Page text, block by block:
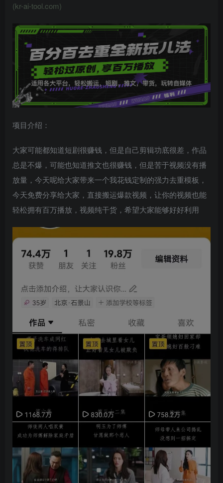
(kr-ai-tool.com)
项目介绍：
大家可能都知道短剧很赚钱，但是自己剪辑功底很差，作品
总是不爆，可能也知道推文也很赚钱，但是苦于视频没有播
放量，今天呢给大家带来一个我花钱定制的强力去重模板，
今天免费分享给大家，直接搬运爆款视频，让你的视频也能
轻松拥有百万播放，视频纯干货，希望大家能够好好利用